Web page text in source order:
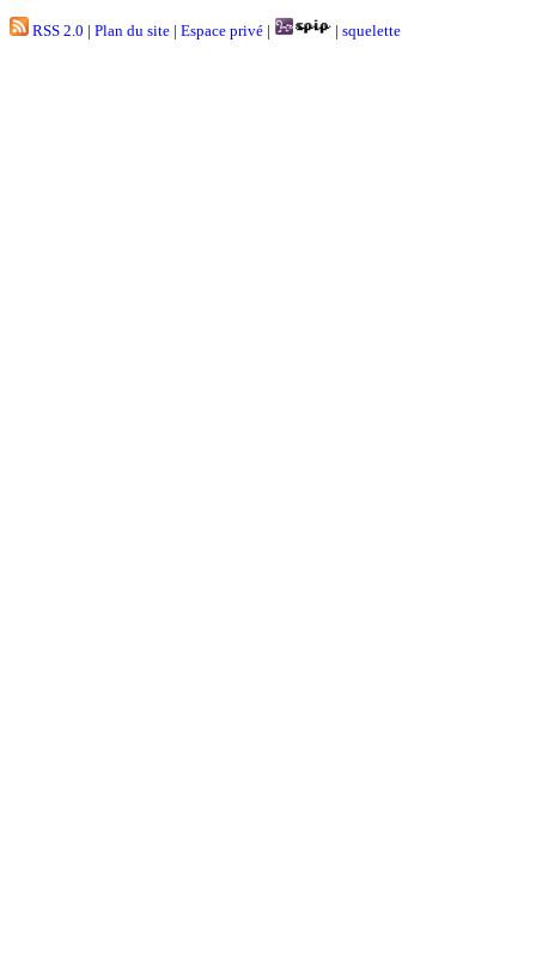
RSS 2.0 | Plan du site | Espace privé | | squelette